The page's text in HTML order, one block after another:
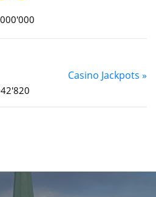
Casino Jackpots »